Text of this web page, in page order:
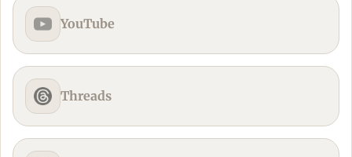
YouTube
Threads